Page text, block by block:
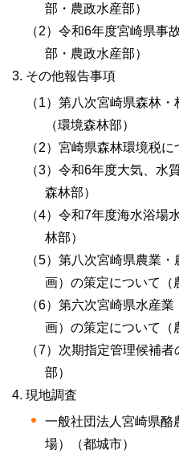
部・農政水産部）
（2）令和6年度宮崎県事
部・農政水産部）
その他報告事項
（1）第八次宮崎県森林
（環境森林部）
（2）宮崎県森林環境税に
（3）令和6年度大気、水
森林部）
（4）令和7年度海水浴場
林部）
（5）第八次宮崎県農業
画）の策定について（
（6）第六次宮崎県水産
画）の策定について（
（7）次期指定管理候補
部）
現地調査
一般社団法人宮崎県酪
場）（都城市）